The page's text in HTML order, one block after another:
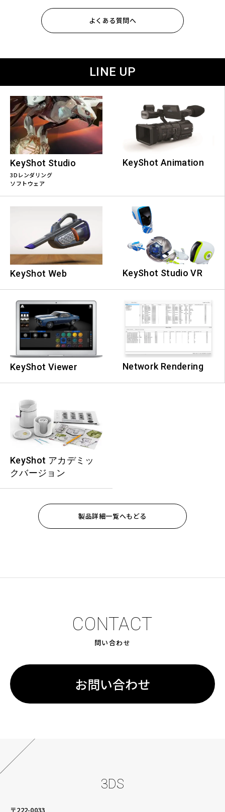
よくある質問へ
LINE UP
KeyShot Studio
3Dレンダリング
ソフトウェア
KeyShot Animation
KeyShot Web KeyShot Studio VR
KeyShot Viewer Network Rendering
KeyShot アカデミッ
クバージョン
製品詳細一覧へもどる
CONTACT
問い合わせ
お問い合わせ
3DS
〒222-0033